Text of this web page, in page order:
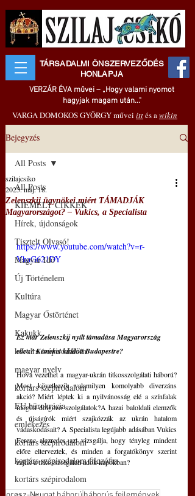
TÁRSADALMI ÖNSZERVEZŐDÉS
HONLAPJA
VERZÁR ÉVA művei – „Hogy valami nyomot
hagyjak magam után..."
VARGA DOMOKOS GYÖRGY művei ittés awikin
Bejegyzés
All Posts
KIEMELT CIKKEK
Hírek, újdonságok
Tisztelt Olvasó!
Magyar Idő
Új Történelem
Kultúra
Magyar Őstörténet
Kakukk
kortárs szépirodalom
magyar nyelv
kortárs szépirodalom
EU bürokrácia
emlékezés
kortárs szépirodalom
kortárs szépirodalom filozófia
kortárs szépirodalom
All Posts
Zelenszkij ügynökei miért TÁMADJÁK
Magyarországot? ‒ Vukics, a Specialista
szilajcsiko
2025. máj. 18.
https://www.youtube.com/watch?v=r-
VhaG621DY
Ez már Zelenszkij nyílt támadása Magyarország
ellen? Kémeket küldött Budapestre?
Hová vezethet a magyar-ukrán titkosszolgálati háború?
Most következik valamilyen komolyabb diverzáns
akció? Miért léptek ki a nyilvánosság elé a színfalak
mögött dolgozó szolgálatok?A hazai baloldali elemzők
és újságírók miért szajkózzák az ukrán hatalom
vádaskodásait? A Specialista legújabb adásában Vukics
Ferenc alezredes azt vizsgálja, hogy tényleg mindent
előre elterveztek, és minden a forgatókönyv szerint
zajlik a titkosszolgálati adok-kapokban?